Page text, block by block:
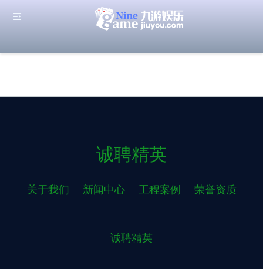
诚聘精英
关于我们 新闻中心 工程案例 荣誉资质
诚聘精英